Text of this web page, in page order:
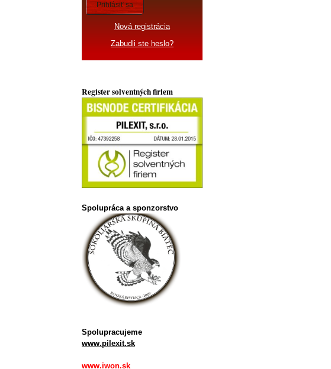
Prihlásiť sa
Nová registrácia
Zabudli ste heslo?
Register solventných firiem
Spolupráca a sponzorstvo
Spolupracujeme
www.pilexit.sk
www.iwon.sk